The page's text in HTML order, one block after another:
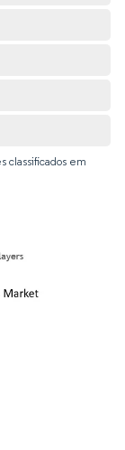
classificados em